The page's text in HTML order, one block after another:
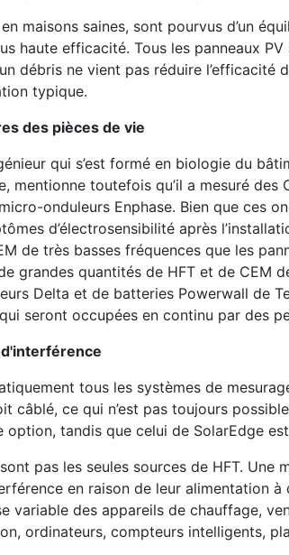
maisons saines, sont pourvus d’un
haute efficacité. Tous les panneaux
débris ne vient pas réduire
typique.
des pièces de vie
qui s’est formé en biologie du
mentionne toutefois qu’il a mesuré
onduleurs Enphase. Bien que ces
d’électrosensibilité après
de très basses fréquences que les
grandes quantités de HFT et de CEM
Delta et de batteries Powerwall de
seront occupées en continu par des
tous les systèmes de
câblé, ce qui n’est pas toujours
option, tandis que celui de SolarEdge
pas les seules sources de HFT. Une
en raison de leur alimentation à
variable des appareils de chauffage,
ordinateurs, compteurs intelligents,